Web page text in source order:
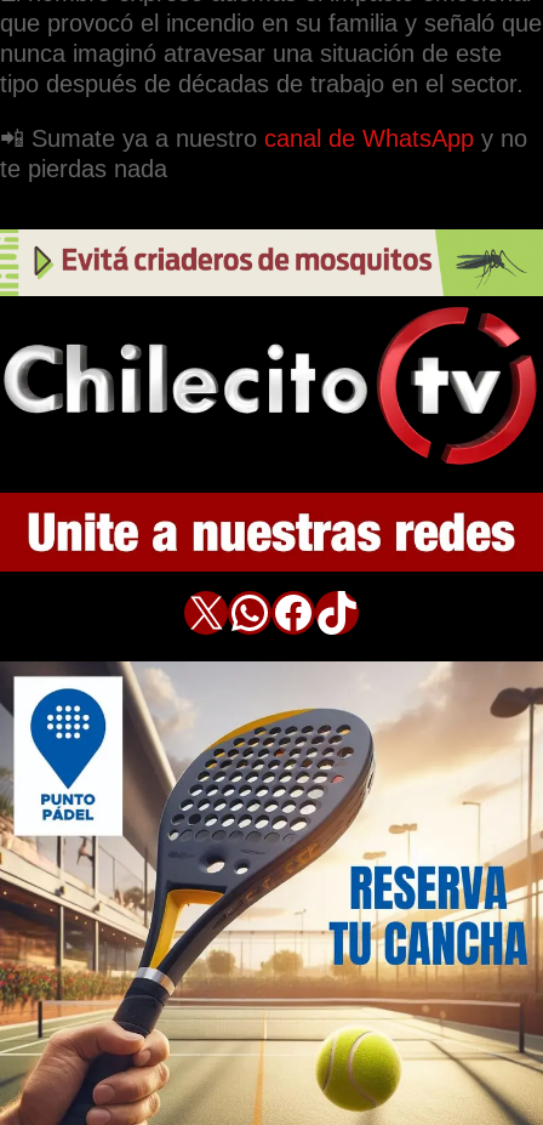
que provocó el incendio en su familia y señaló que
nunca imaginó atravesar una situación de este
tipo después de décadas de trabajo en el sector.
📲 Sumate ya a nuestro canal de WhatsApp y no
te pierdas nada
X WhatsApp Facebook TikTok